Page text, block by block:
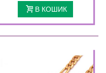
В КОШИК